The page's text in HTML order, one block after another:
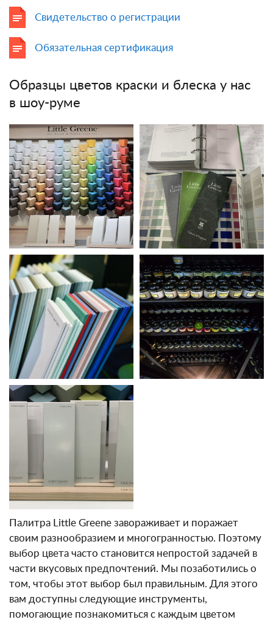
Свидетельство о регистрации
Обязательная сертификация
Образцы цветов краски и блеска у нас
в шоу-руме
Палитра Little Greene завораживает и поражает
своим разнообразием и многогранностью. Поэтому
выбор цвета часто становится непростой задачей в
части вкусовых предпочтений. Мы позаботились о
том, чтобы этот выбор был правильным. Для этого
вам доступны следующие инструменты,
помогающие познакомиться с каждым цветом